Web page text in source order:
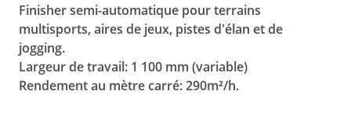
Finisher semi-automatique pour terrains
multisports, aires de jeux, pistes d'élan et de
jogging.
Largeur detravail: 1 100 mm (variable)
Rendement au mètre carré: 290m²/h.